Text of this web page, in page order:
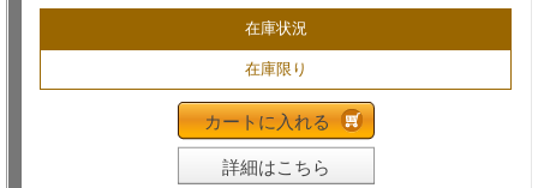
在庫状況
在庫限り
カートに入れる
詳細はこちら